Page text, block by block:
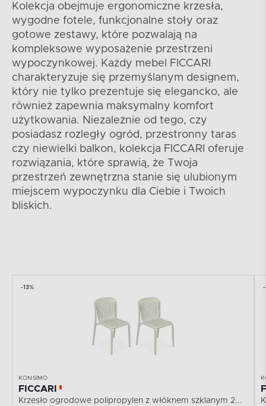
Kolekcja obejmuje ergonomiczne krzesła,
wygodne fotele, funkcjonalne stoły oraz
gotowe zestawy, które pozwalają na
kompleksowe wyposażenie przestrzeni
wypoczynkowej. Każdy mebel FICCARI
charakteryzuje się przemyślanym designem,
który nie tylko prezentuje się elegancko, ale
również zapewnia maksymalny komfort
użytkowania. Niezależnie od tego, czy
posiadasz rozległy ogród, przestronny taras
czy niewielki balkon, kolekcja FICCARI oferuje
rozwiązania, które sprawią, że Twoja
przestrzeń zewnętrzna stanie się ulubionym
miejscem wypoczynku dla Ciebie i Twoich
bliskich.
-13%
KONSIMO
FICCARI
Krzesło ogrodowe polipropylen z włóknem szklanym 2...
-